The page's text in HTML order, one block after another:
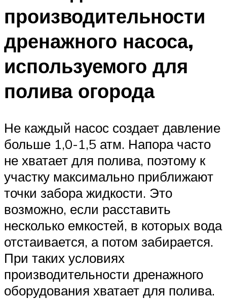
производительности
дренажного насоса,
используемого для
полива огорода
Не каждый насос создает давление
больше 1,0-1,5 атм. Напора часто
не хватает для полива, поэтому к
участку максимально приближают
точки забора жидкости. Это
возможно, если расставить
несколько емкостей, в которых вода
отстаивается, а потом забирается.
При таких условиях
производительности дренажного
оборудования хватает для полива.